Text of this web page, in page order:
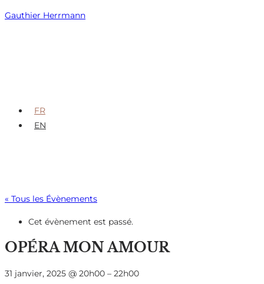
Skip
Gauthier Herrmann
FR
EN
« Tous les Évènements
Cet évènement est passé.
OPÉRA MON AMOUR
31 janvier, 2025 @ 20h00 – 22h00